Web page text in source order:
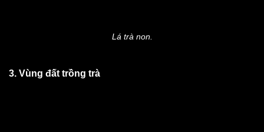
Lá trà non.
3. Vùng đất trồng trà